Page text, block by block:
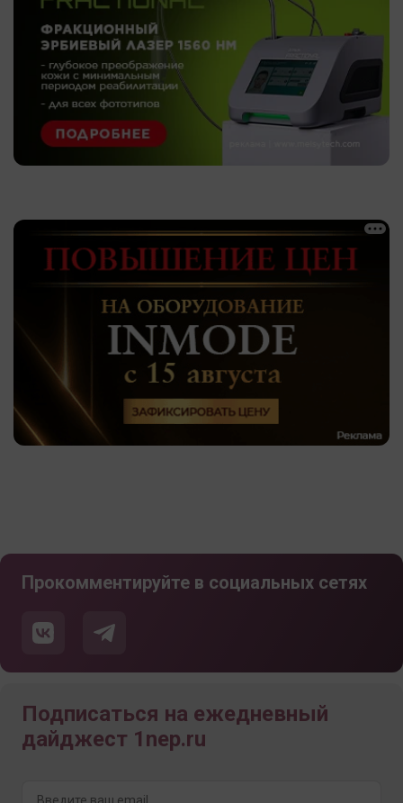
Прокомментируйте в социальных сетях
Подписаться на ежедневный
дайджест 1nep.ru